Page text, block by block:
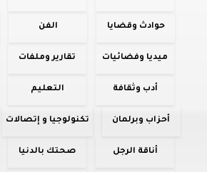
حوادث وقضايا الفن
ميديا وفضائيات تقارير وملفات
أدب وثقافة التعليم
أحزاب وبرلمان تكنولوجيا و إتصالات
أناقة الرجل صحتك بالدنيا